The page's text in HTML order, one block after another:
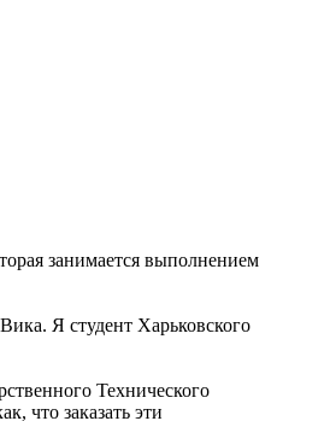
занимается выполнением
Я студент Харьковского
Технического
что заказать эти